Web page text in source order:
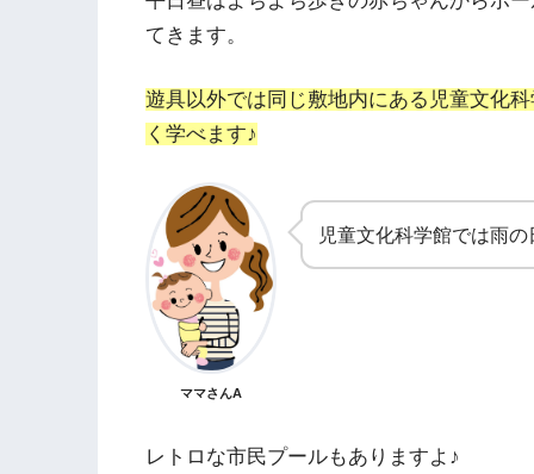
てきます。
遊具以外では同じ敷地内にある児童文化
く学べます♪
ママさんA
児童文化科学館では雨
レトロな市民プールもありますよ♪